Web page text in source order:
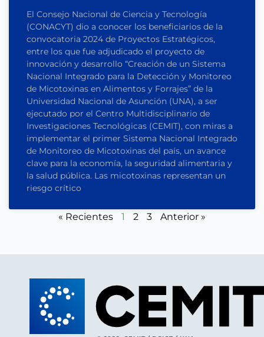
El Consejo Nacional de Ciencia y Tecnología
(CONACYT) dio a conocer los beneficiarios de la
convocatoria 2024 de Proyectos Estratégicos,
entre los que fue adjudicado el proyecto de
innovación y desarrollo “Creación de un Sistema
Nacional Integrado para la Detección y Monitoreo
de Micotoxinas en Alimentos y Forrajes” de la
Universidad Nacional de Asunción (UNA), a ser
ejecutado por el Centro Multidisciplinario de
Investigaciones Tecnológicas (CEMIT), con miras a
implementar el primer Sistema Nacional Integrado
de Monitoreo de Micotoxinas del país, un avance
clave para la economía, la seguridad alimentaria y
la salud pública. Las micotoxinas representan un
riesgo crítico
« Recientes 1 2 3 Anterior »